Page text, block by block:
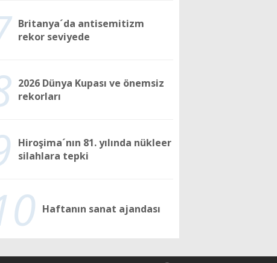
Britanya´da antisemitizm
rekor seviyede
2026 Dünya Kupası ve önemsiz
rekorları
Hiroşima´nın 81. yılında nükleer
silahlara tepki
Haftanın sanat ajandası